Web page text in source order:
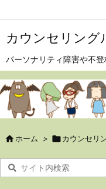
カウンセリング
パーソナリティ障害や不
 ホーム > カウンセリ